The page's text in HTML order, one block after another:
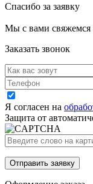
Спасибо за заявку
Мы с вами свяжемся
Заказать звонок
Я согласен на
Защита от